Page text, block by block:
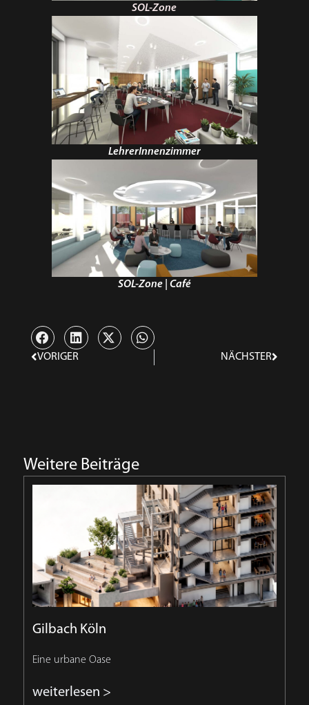
SOL-Zone
LehrerInnenzimmer
SOL-Zone | Café
VORIGER NÄCHSTER
Weitere Beiträge
Gilbach Köln
Eine urbane Oase
weiterlesen >